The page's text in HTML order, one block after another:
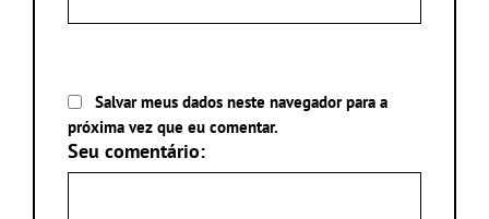
Salvar meus dados neste navegador para a
próxima vez que eu comentar.
Seu comentário: